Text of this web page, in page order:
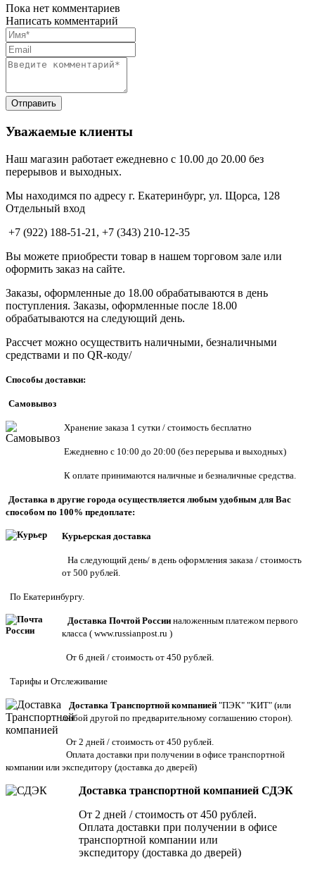
Пока нет комментариев
Написать комментарий
Уважаемые клиенты
Наш магазин работает ежедневно с 10.00 до 20.00 без
перерывов и выходных.
Мы находимся по адресу г. Екатеринбург, ул. Щорса, 128
Отдельный вход
+7 (922) 188-51-21, +7 (343) 210-12-35
Вы можете приобрести товар в нашем торговом зале или
оформить заказ на сайте.
Заказы, оформленные до 18.00 обрабатываются в день
поступления. Заказы, оформленные после 18.00
обрабатываются на следующий день.
Рассчет можно осуществить наличными, безналичными
средствами и по QR-коду/
Способы доставки:
Самовывоз
Хранение заказа 1 сутки / стоимость бесплатно
Ежедневно с 10:00 до 20:00 (без перерыва и выходных)
К оплате принимаются наличные и безналичные средства.
Доставка в другие города осуществляется любым удобным для Вас
способом по 100% предоплате:
Курьерская доставка
На следующий день/ в день оформления заказа / стоимость
от 500 рублей.
По Екатеринбургу.
Доставка Почтой России наложенным платежом первого
класса ( www.russianpost.ru )
От 6 дней / стоимость от 450 рублей.
Тарифы и Отслеживание
Доставка Транспортной компанией "ПЭК" "КИТ" (или
любой другой по предварительному соглашению сторон).
От 2 дней / стоимость от 450 рублей.
Оплата доставки при получении в офисе транспортной
компании или экспедитору (доставка до дверей)
Доставка транспортной компанией СДЭК
От 2 дней / стоимость от 450 рублей.
Оплата доставки при получении в офисе
транспортной компании или
экспедитору (доставка до дверей)